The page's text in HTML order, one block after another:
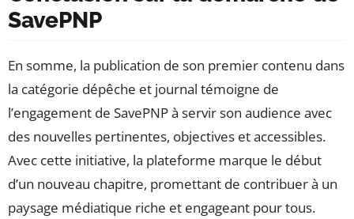
SavePNP
En somme, la publication de son premier contenu dans
la catégorie dépêche et journal témoigne de
l’engagement de SavePNP à servir son audience avec
des nouvelles pertinentes, objectives et accessibles.
Avec cette initiative, la plateforme marque le début
d’un nouveau chapitre, promettant de contribuer à un
paysage médiatique riche et engageant pour tous.